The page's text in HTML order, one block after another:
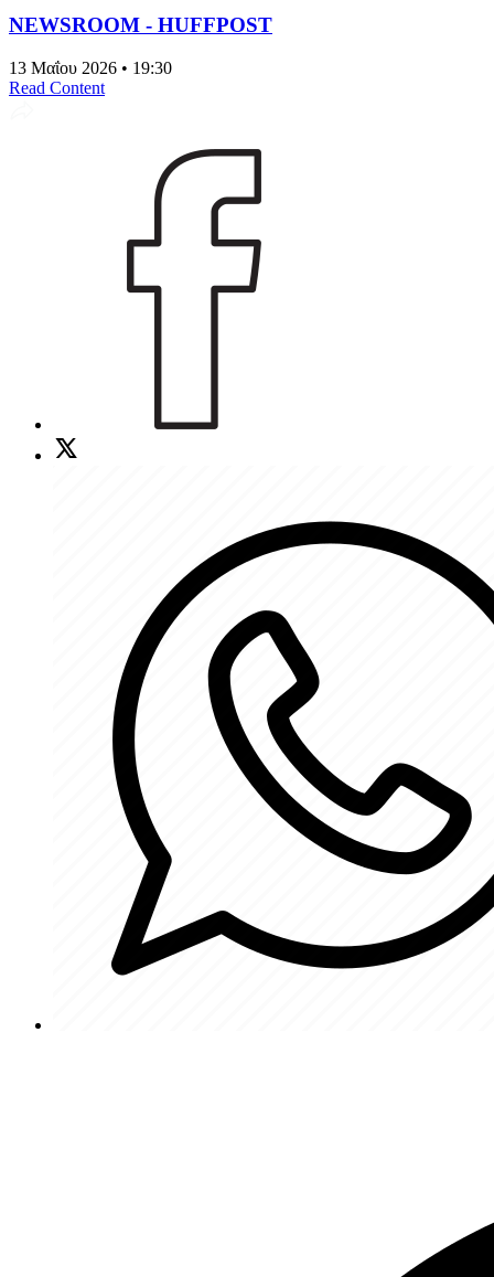
NEWSROOM - HUFFPOST
13 Μαΐου 2026 • 19:30
Read Content